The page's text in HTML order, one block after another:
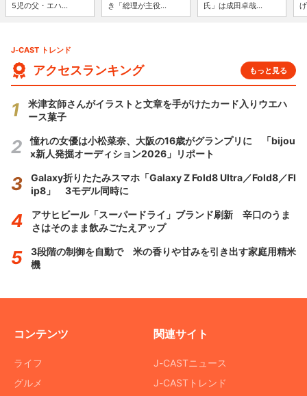
5児の父・エハ...
き「総理が主役...
氏」は成田卓哉...
J-CAST トレンド
アクセスランキング もっと見る
米津玄師さんがイラストと文章を手がけたカード入りウエハ
ース菓子
憧れの女優は小松菜奈、大阪の16歳がグランプリに 「bijou
x新人発掘オーディション2026」リポート
Galaxy折りたたみスマホ「Galaxy Z Fold8 Ultra／Fold8／Fl
ip8」 3モデル同時に
アサヒビール「スーパードライ」ブランド刷新 辛口のうま
さはそのまま飲みごたえアップ
3段階の制御を自動で 米の香りや甘みを引き出す家庭用精米
機
コンテンツ
ライフ
グルメ
関連サイト
J-CASTニュース
J-CASTトレンド